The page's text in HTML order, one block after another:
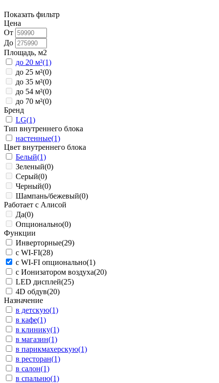
Показать фильтр
Цена
От
До
Площадь, м2
до 20 м²(1)
до 25 м²(0)
до 35 м²(0)
до 54 м²(0)
до 70 м²(0)
Бренд
LG(1)
Тип внутреннего блока
настенные(1)
Цвет внутреннего блока
Белый(1)
Зеленый(0)
Серый(0)
Черный(0)
Шампань/бежевый(0)
Работает с Алисой
Да(0)
Опционально(0)
Функции
Инверторные(29)
с WI-FI(28)
с WI-FI опционально(1)
с Ионизатором воздуха(20)
LED дисплей(25)
4D обдув(20)
Назначение
в детскую(1)
в кафе(1)
в клинику(1)
в магазин(1)
в парикмахерскую(1)
в ресторан(1)
в салон(1)
в спальню(1)